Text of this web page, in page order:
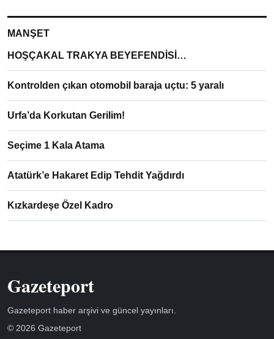
MANŞET
HOŞÇAKAL TRAKYA BEYEFENDİSİ…
Kontrolden çıkan otomobil baraja uçtu: 5 yaralı
Urfa’da Korkutan Gerilim!
Seçime 1 Kala Atama
Atatürk’e Hakaret Edip Tehdit Yağdırdı
Kızkardeşe Özel Kadro
Gazeteport
Gazeteport haber arşivi ve güncel yayınları.
© 2026 Gazeteport